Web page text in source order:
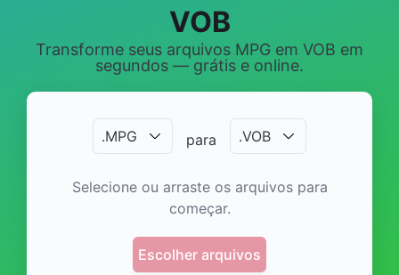
VOB
Transforme seus arquivos MPG em VOB em
segundos — grátis e online.
.MPG para .VOB
Selecione ou arraste os arquivos para
começar.
Escolher arquivos